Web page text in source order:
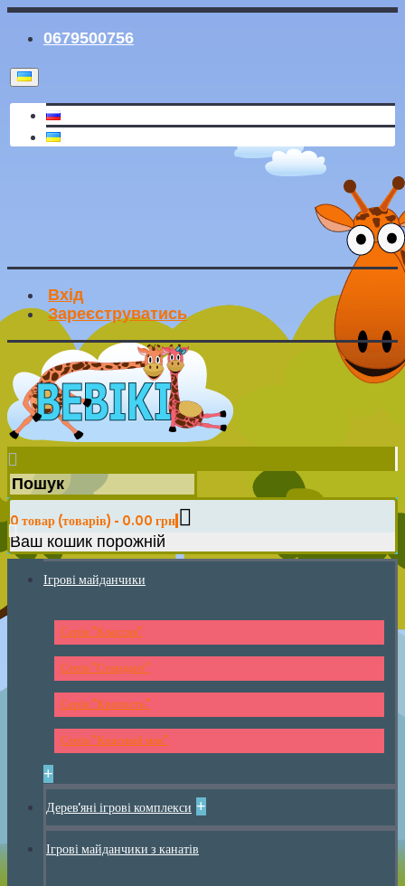
0679500756
Вхід
Зареєструватись
0 товар (товарів) - 0.00 грн
Ваш кошик порожній
Ігрові майданчики
Серія "Классик"
Серія "Стандарт"
Серія "Крепость"
Серія "Красный мак"
+
Дерев'яні ігрові комплекси +
Ігрові майданчики з канатів